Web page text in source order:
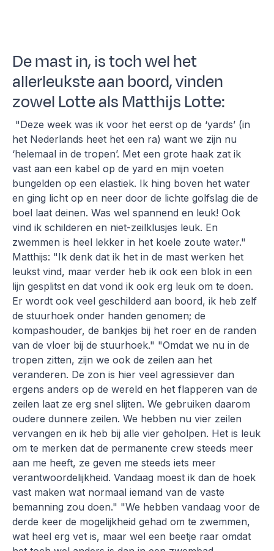
De mast in, is toch wel het
allerleukste aan boord, vinden
zowel Lotte als Matthijs Lotte:
"Deze week was ik voor het eerst op de ‘yards’ (in
het Nederlands heet het een ra) want we zijn nu
‘helemaal in de tropen’. Met een grote haak zat ik
vast aan een kabel op de yard en mijn voeten
bungelden op een elastiek. Ik hing boven het water
en ging licht op en neer door de lichte golfslag die de
boel laat deinen. Was wel spannend en leuk! Ook
vind ik schilderen en niet-zeilklusjes leuk. En
zwemmen is heel lekker in het koele zoute water."
Matthijs: "Ik denk dat ik het in de mast werken het
leukst vind, maar verder heb ik ook een blok in een
lijn gesplitst en dat vond ik ook erg leuk om te doen.
Er wordt ook veel geschilderd aan boord, ik heb zelf
de stuurhoek onder handen genomen; de
kompashouder, de bankjes bij het roer en de randen
van de vloer bij de stuurhoek." "Omdat we nu in de
tropen zitten, zijn we ook de zeilen aan het
veranderen. De zon is hier veel agressiever dan
ergens anders op de wereld en het flapperen van de
zeilen laat ze erg snel slijten. We gebruiken daarom
oudere dunnere zeilen. We hebben nu vier zeilen
vervangen en ik heb bij alle vier geholpen. Het is leuk
om te merken dat de permanente crew steeds meer
aan me heeft, ze geven me steeds iets meer
verantwoordelijkheid. Vandaag moest ik dan de hoek
vast maken wat normaal iemand van de vaste
bemanning zou doen." "We hebben vandaag voor de
derde keer de mogelijkheid gehad om te zwemmen,
wat heel erg vet is, maar wel een beetje raar omdat